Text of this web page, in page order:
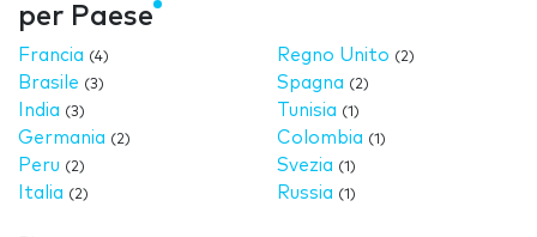
per Paese
Francia (4)
Brasile (3)
India (3)
Germania (2)
Peru (2)
Italia (2)
Regno Unito (2)
Spagna (2)
Tunisia (1)
Colombia (1)
Svezia (1)
Russia (1)